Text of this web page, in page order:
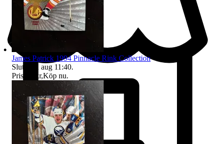
James Patrick 1994 Pinnacle Rink Collection
Sluttid
11 aug 11:40.
Pris:
15 kr,Köp nu.